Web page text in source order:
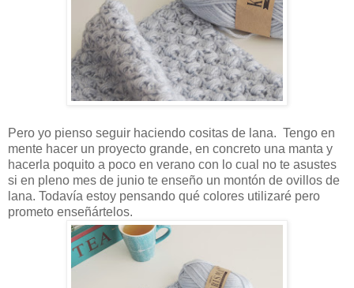
Pero yo pienso seguir haciendo cositas de lana. Tengo en
mente hacer un proyecto grande, en concreto una manta y
hacerla poquito a poco en verano con lo cual no te asustes
si en pleno mes de junio te enseño un montón de ovillos de
lana. Todavía estoy pensando qué colores utilizaré pero
prometo enseñártelos.